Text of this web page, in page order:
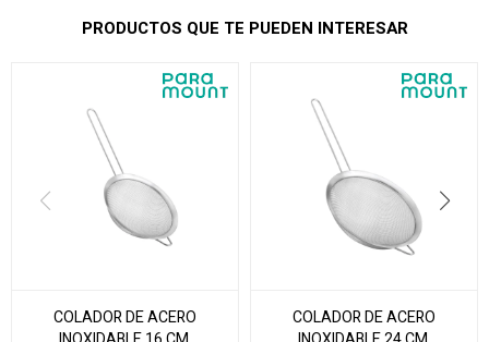
PRODUCTOS QUE TE PUEDEN INTERESAR
COLADOR DE ACERO
COLADOR DE ACERO